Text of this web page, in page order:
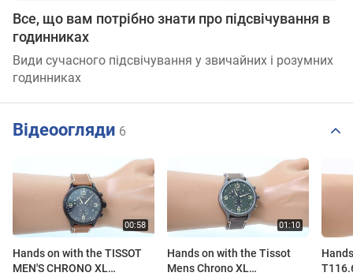
Все, що вам потрібно знати про підсвічування в
годинниках
Види сучасного підсвічування у звичайних і розумних
годинниках
Відеоогляди 6
Hands on with the TISSOT
MEN'S CHRONO XL
Hands on with the Tissot
Mens Chrono XL